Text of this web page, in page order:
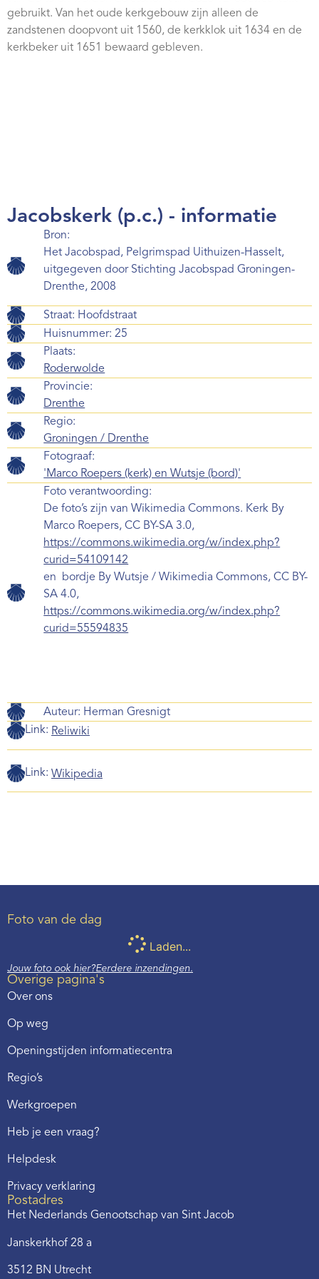
Webshop
Contact
gebruikt. Van het oude kerkgebouw zijn alleen de
zandstenen doopvont uit 1560, de kerkklok uit 1634 en de
kerkbeker uit 1651 bewaard gebleven.
Jacobskerk (p.c.) - informatie
Bron:
Het Jacobspad, Pelgrimspad Uithuizen-Hasselt,
uitgegeven door Stichting Jacobspad Groningen-
Drenthe, 2008
Straat: Hoofdstraat
Huisnummer: 25
Plaats:
Roderwolde
Provincie:
Drenthe
Regio:
Groningen / Drenthe
Fotograaf:
'Marco Roepers (kerk) en Wutsje (bord)'
Foto verantwoording:
De foto’s zijn van Wikimedia Commons. Kerk By
Marco Roepers, CC BY-SA 3.0,
https://commons.wikimedia.org/w/index.php?
curid=54109142
en bordje By Wutsje / Wikimedia Commons, CC BY-
SA 4.0,
https://commons.wikimedia.org/w/index.php?
curid=55594835
Auteur: Herman Gresnigt
Link: Reliwiki
Link: Wikipedia
Foto van de dag
Laden...
Jouw foto ook hier?Eerdere inzendingen.
Overige pagina's
Over ons
Op weg
Openingstijden informatiecentra
Regio’s
Werkgroepen
Heb je een vraag?
Helpdesk
Privacy verklaring
Postadres
Het Nederlands Genootschap van Sint Jacob
Janskerkhof 28 a
3512 BN Utrecht